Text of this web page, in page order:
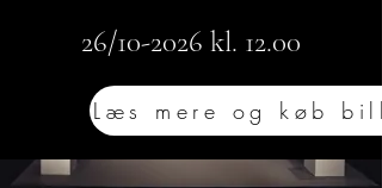
26/10-2026 kl. 12.00
Læs mere og køb